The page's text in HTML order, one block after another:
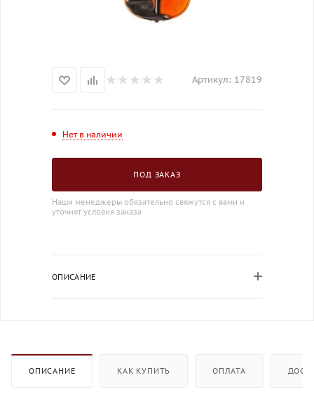
Артикул: 17819
Нет в наличии
ПОД ЗАКАЗ
Наши менеджеры обязательно свяжутся с вами и
уточнят условия заказа
ОПИСАНИЕ
ОПИСАНИЕ КАК КУПИТЬ ОПЛАТА